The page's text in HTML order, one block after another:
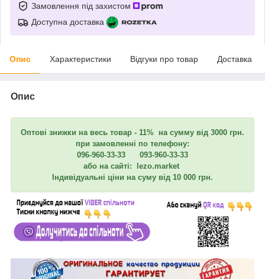
Замовлення під захистом
Доступна доставка
Опис Характеристики Відгуки про товар Доставка
Опис
Оптові знижки на весь товар - 11% на сумму від 3000 грн.
при замовленні по телефону:
096-960-33-33 093-960-33-33
або на сайті: lezo.market
Індивідуальні ціни на суму від 10 000 грн.